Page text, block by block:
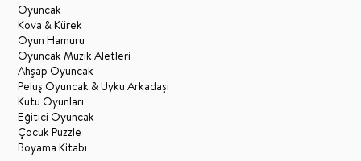
Oyuncak
Kova & Kürek
Oyun Hamuru
Oyuncak Müzik Aletleri
Ahşap Oyuncak
Peluş Oyuncak & Uyku Arkadaşı
Kutu Oyunları
Eğitici Oyuncak
Çocuk Puzzle
Boyama Kitabı